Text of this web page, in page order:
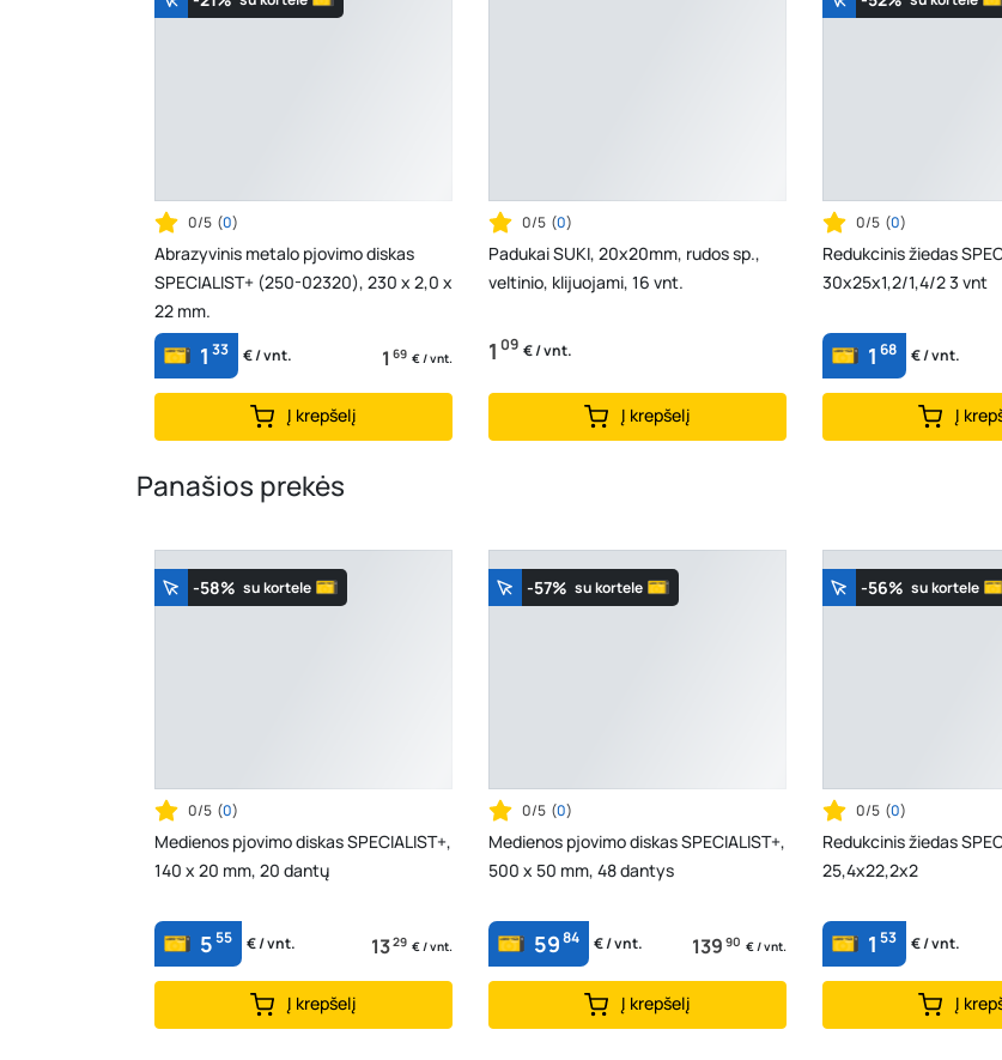
0/5 (0)
Abrazyvinis metalo pjovimo diskas
SPECIALIST+ (250-02320), 230 x 2,0 x
22 mm.
1 33 € / vnt. 1 69 € / vnt.
Į krepšelį
0/5 (0)
Padukai SUKI, 20x20mm, rudos sp.,
veltinio, klijuojami, 16 vnt.
1 09 € / vnt.
Į krepšelį
0/5 (0)
Redukcinis žiedas
30x25x1,2/1,4/2 3 vnt
1 68 € / vnt.
Į
Panašios prekės
-58% su kortele
0/5 (0)
Medienos pjovimo diskas SPECIALIST+,
140 x 20 mm, 20 dantų
555 € / vnt. 1329 € / vnt.
Į krepšelį
-57% su kortele
0/5 (0)
Medienos pjovimo diskas SPECIALIST+,
500 x 50 mm, 48 dantys
5984 € / vnt. 139 90 € / vnt.
Į krepšelį
-56% su kortele
0/5 (0)
Redukcinis žiedas
25,4x22,2x2
1 53 € / vnt.
Į